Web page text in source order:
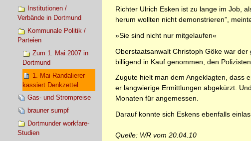
Institutionen /
Verbände in Dortmund
Kommunale Politik /
Parteien
Zum 1. Mai 2007 in
Dortmund
1.-Mai-Randalierer
kassiert Denkzettel
Gas- und Strompreise
brauner sumpf
Dortmunder workfare-
Studien
Richter Ulrich Esken ist zu lange im Job,
herum wollten nicht demonstrieren”,
»Sie sind nicht nur mitgelaufen«
Oberstaatsanwalt Christoph Göke war
billigend in Kauf genommen, den
Zugute hielt man dem Angeklagten, dass
er langwierige Ermittlungen abgekürzt.
Monaten für angemessen.
Darauf konnte sich Eskens ebenfalls
Quelle: WR vom 20.04.10